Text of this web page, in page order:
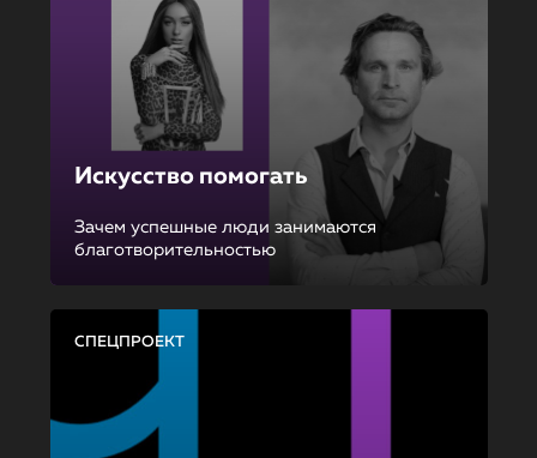
Искусство помогать
Зачем успешные люди занимаются
благотворительностью
СПЕЦПРОЕКТ